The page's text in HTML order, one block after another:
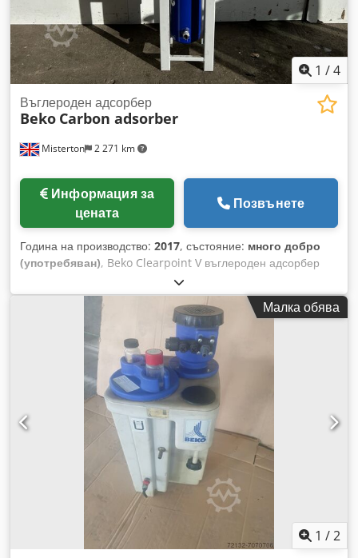
1 /4
Misterton 2 271 km
Въглероден адсорбер
Beko Carbon adsorber
Информация за
цената
Позвънете
Година на производство: 2017, състояние: много добро
(употребяван), Beko Clearpoint V въглероден адсорбер
Csdpfx Apjrk Rrvjrjha 2017 г., тип - L225VWM, работна
температура от -10°C до 60°C, входящо налягане 0/16 Bar,
работно налягане 7 Bar, максимален дебит 380 Nm³/ч
Малка обява
1 /2